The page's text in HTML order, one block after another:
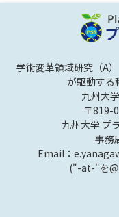
学術変革領域研究（A
が駆動する
九州大
〒819-
九州大学 プ
事務
Email：
("-at-"を@